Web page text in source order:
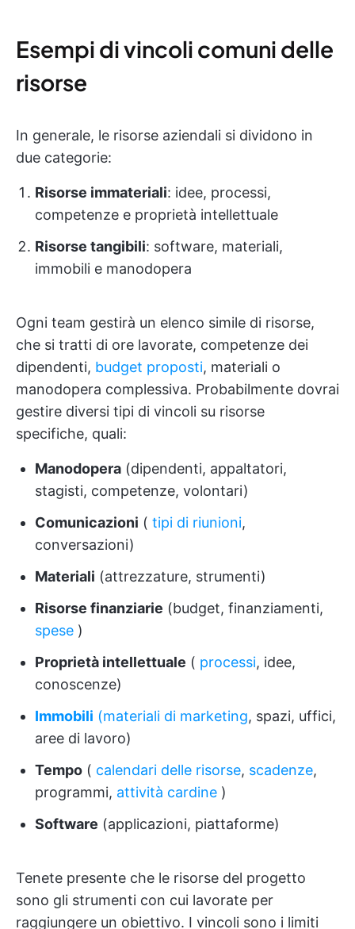
Esempi di vincoli comuni delle
risorse
In generale, le risorse aziendali si dividono in
due categorie:
Risorse immateriali: idee, processi,
competenze e proprietà intellettuale
Risorse tangibili: software, materiali,
immobili e manodopera
Ogni team gestirà un elenco simile di risorse,
che si tratti di ore lavorate, competenze dei
dipendenti, budget proposti, materiali o
manodopera complessiva. Probabilmente dovrai
gestire diversi tipi di vincoli su risorse
specifiche, quali:
Manodopera (dipendenti, appaltatori,
stagisti, competenze, volontari)
Comunicazioni ( tipi di riunioni,
conversazioni)
Materiali (attrezzature, strumenti)
Risorse finanziarie (budget, finanziamenti,
spese )
Proprietà intellettuale ( processi, idee,
conoscenze)
Immobili (materiali di marketing, spazi, uffici,
aree di lavoro)
Tempo ( calendari delle risorse, scadenze,
programmi, attività cardine )
Software (applicazioni, piattaforme)
Tenete presente che le risorse del progetto
sono gli strumenti con cui lavorate per
raggiungere un obiettivo. I vincoli sono i limiti